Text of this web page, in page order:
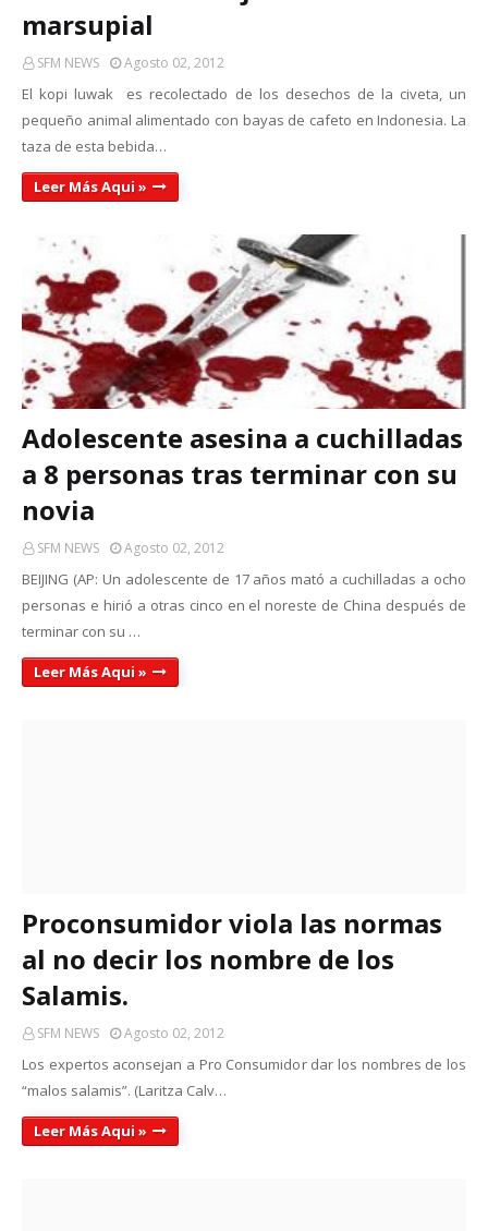
marsupial
SFM NEWS Agosto 02, 2012
El kopi luwak es recolectado de los desechos de la civeta, un
pequeño animal alimentado con bayas de cafeto en Indonesia. La
taza de esta bebida…
Leer Más Aqui »
Adolescente asesina a cuchilladas
a 8 personas tras terminar con su
novia
SFM NEWS Agosto 02, 2012
BEIJING (AP: Un adolescente de 17 años mató a cuchilladas a ocho
personas e hirió a otras cinco en el noreste de China después de
terminar con su …
Leer Más Aqui »
Proconsumidor viola las normas
al no decir los nombre de los
Salamis.
SFM NEWS Agosto 02, 2012
Los expertos aconsejan a Pro Consumidor dar los nombres de los
“malos salamis”. (Laritza Calv…
Leer Más Aqui »